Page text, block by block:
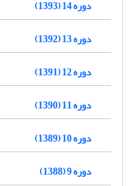
دوره 14 (1393)
دوره 13 (1392)
دوره 12 (1391)
دوره 11 (1390)
دوره 10 (1389)
دوره 9 (1388)